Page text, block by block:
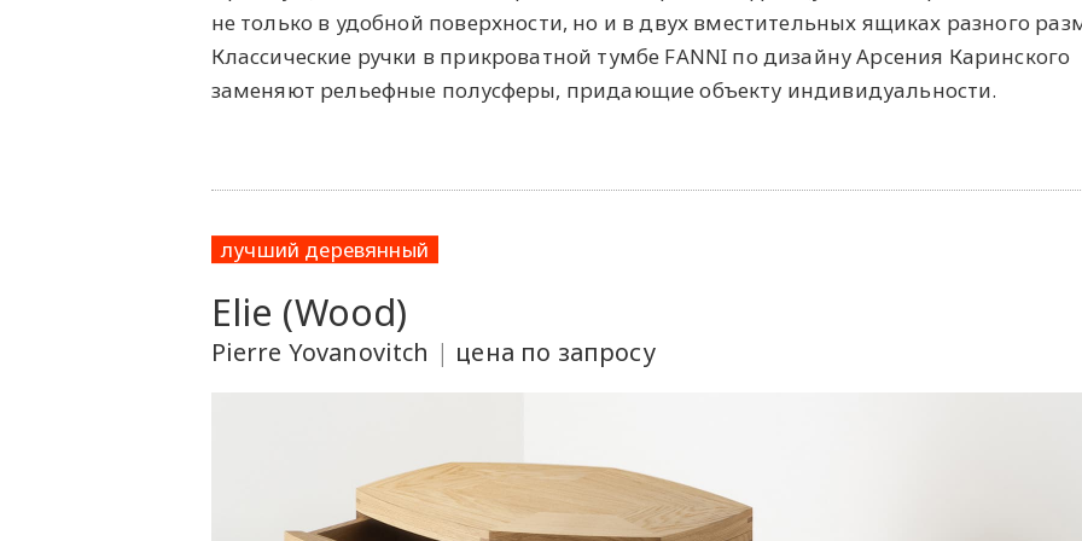
не только в удобной поверхности, но и в двух вместительных ящиках разного
Классические ручки в прикроватной тумбе FANNI по дизайну Арсения Каринского
заменяют рельефные полусферы, придающие объекту индивидуальности.
лучший деревянный
Elie (Wood)
Pierre Yovanovitch | цена по запросу